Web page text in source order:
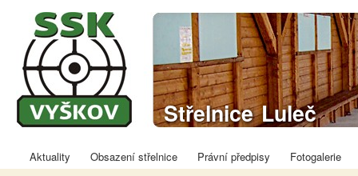
Sportovně
střelecký klub
Střelnice Luleč
Hlavní menu
Aktuality Obsazení střelnice Právní předpisy Fotogalerie